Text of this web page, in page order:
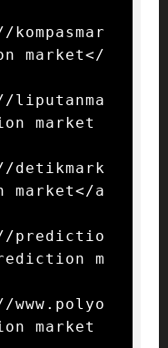
market</
liputanma
market
detikmark
market</a
predictio
m
market